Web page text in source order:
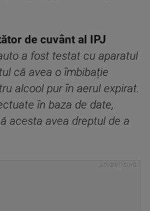
de cuvânt al IPJ
a fost testat cu aparatul
că avea o îmbibație
alcool pur în aerul expirat.
în baza de date,
acesta avea dreptul de a